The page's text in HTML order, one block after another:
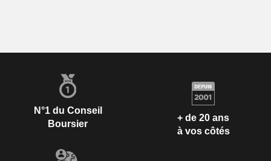
N°1 du Conseil
Boursier
+ de 20 ans
à vos côtés